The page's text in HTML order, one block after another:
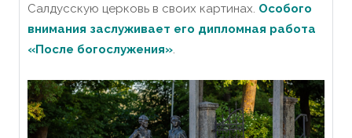
Салдусскую церковь в своих картинах. Особого
внимания заслуживает его дипломная работа
«После богослужения».